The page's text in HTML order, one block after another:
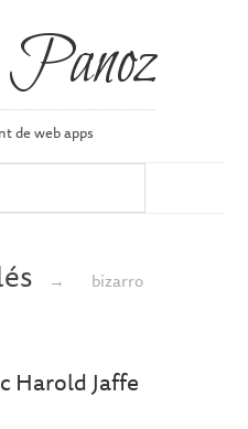
de web apps
→ bizarro
Harold Jaffe